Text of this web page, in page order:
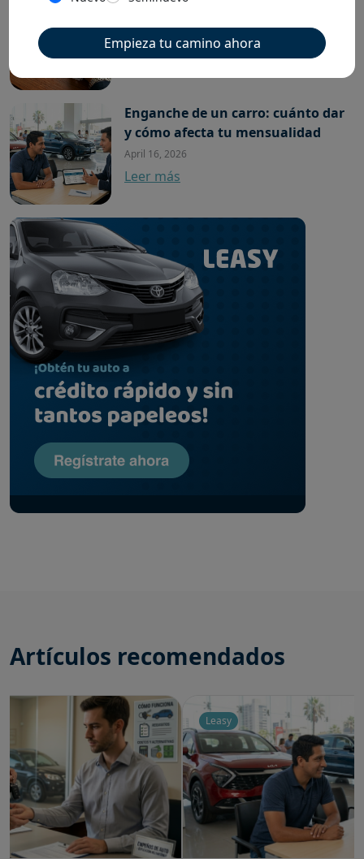
April 20, 2026
Leer más
Enganche de un carro: cuánto dar
y cómo afecta tu mensualidad
April 16, 2026
Leer más
Artículos recomendados
Empieza tu camino ahora